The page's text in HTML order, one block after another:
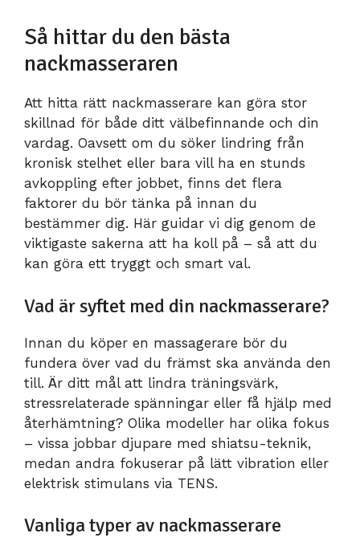
Så hittar du den bästa
nackmasseraren
Att hitta rätt nackmasserare kan göra stor
skillnad för både ditt välbefinnande och din
vardag. Oavsett om du söker lindring från
kronisk stelhet eller bara vill ha en stunds
avkoppling efter jobbet, finns det flera
faktorer du bör tänka på innan du
bestämmer dig. Här guidar vi dig genom de
viktigaste sakerna att ha koll på – så att du
kan göra ett tryggt och smart val.
Vad är syftet med din nackmasserare?
Innan du köper en massagerare bör du
fundera över vad du främst ska använda den
till. Är ditt mål att lindra träningsvärk,
stressrelaterade spänningar eller få hjälp med
återhämtning? Olika modeller har olika fokus
– vissa jobbar djupare med shiatsu-teknik,
medan andra fokuserar på lätt vibration eller
elektrisk stimulans via TENS.
Vanliga typer av nackmasserare